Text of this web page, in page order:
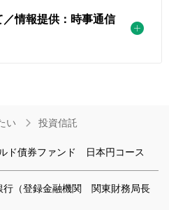
情報提供：時事通信
い
投資信託
ド債券ファンド 日本円コース
行（登録金融機関 関東財務局長